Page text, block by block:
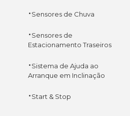
·Sensores de Chuva
·Sensores de
Estacionamento Traseiros
·Sistema de Ajuda ao
Arranque em Inclinação
·Start & Stop